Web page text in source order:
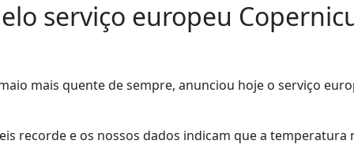
serviço europeu
mais quente de sempre, anunciou hoje o serviço
recorde e os nossos dados indicam que a temperatura